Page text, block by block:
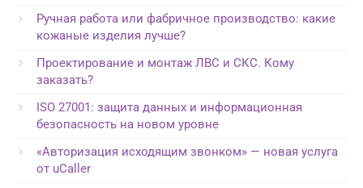
Ручная работа или фабричное производство: какие
кожаные изделия лучше?
Проектирование и монтаж ЛВС и СКС. Кому
заказать?
ISO 27001: защита данных и информационная
безопасность на новом уровне
«Авторизация исходящим звонком» — новая услуга
от uCaller